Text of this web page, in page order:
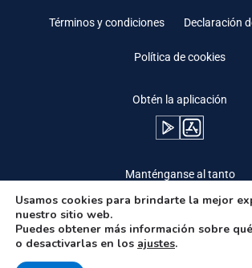
Términos y condiciones Declaración
Política de cookies
Obtén la aplicación
Manténganse al tanto
Usamos cookies para brindarte la mejor
nuestro sitio web.
Puedes obtener más información sobre
o desactivarlas en los ajustes.